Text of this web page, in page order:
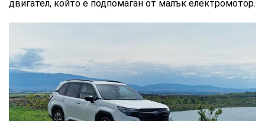
двигател, който е подпомаган от малък електромотор.